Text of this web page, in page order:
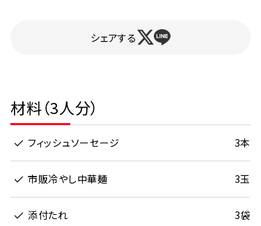
シェアする
材料（3人分）
フィッシュソーセージ 3本
市販冷やし中華麺 3玉
添付たれ 3袋